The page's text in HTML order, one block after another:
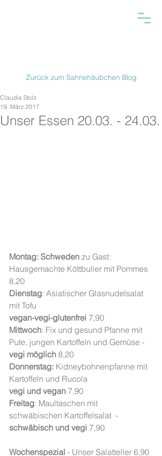
Zurück zum Sahnehäubchen Blog
Unser Essen 20.03. - 24.03.
Claudia Stolz
19. März 2017
Montag: Schweden zu Gast:
Hausgemachte Köttbuller mit Pommes
8,20
Dienstag: Asiatischer Glasnudelsalat
mit Tofu
vegan-vegi-glutenfrei 7,90
Mittwoch: Fix und gesund Pfanne mit
Pute, jungen Kartoffeln und Gemüse -
vegi möglich 8,20
Donnerstag: Kidneybohnenpfanne mit
Kartoffeln und Rucola
vegi und vegan 7,90
Freitag: Maultaschen mit
schwäbischen Kartoffelsalat  -
schwäbisch und vegi 7,90
Wochenspezial - Unser Salatteller 6,90